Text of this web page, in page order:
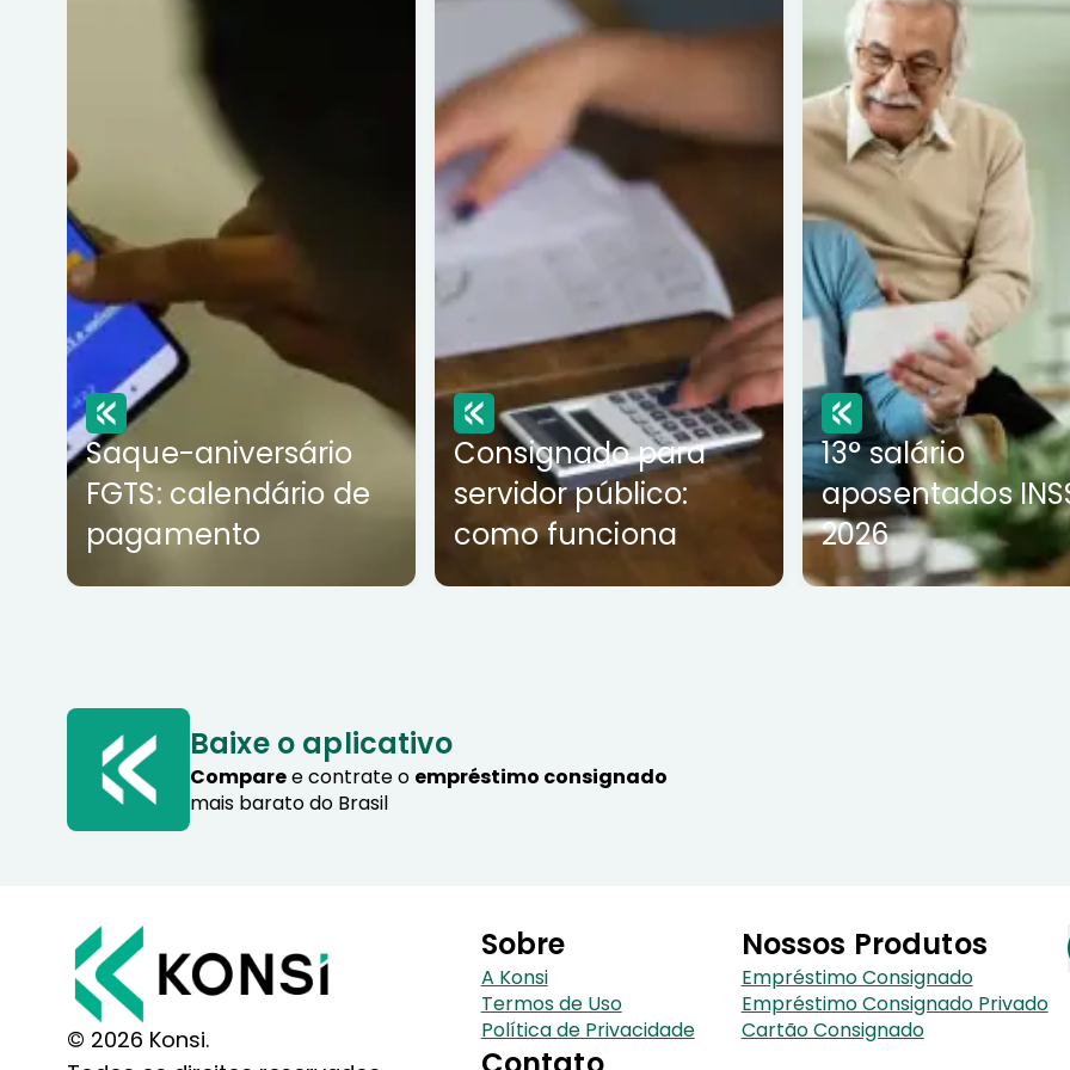
Saque-aniversário
FGTS: calendário de
pagamento
Consignado para
servidor público:
como funciona
13° salário
aposentados
2026
Baixe o aplicativo
Comparee contrate o empréstimo consignado
mais barato do Brasil
© 2026 Konsi.
Sobre
A Konsi
Termos de Uso
Política de Privacidade
Nossos Produtos
Empréstimo Consignado
Empréstimo Consignado Privado
Cartão Consignado